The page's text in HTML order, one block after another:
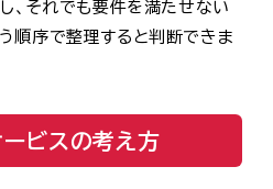
、それでも要件を満たせない
順序で整理すると判断できま
ビスの考え方